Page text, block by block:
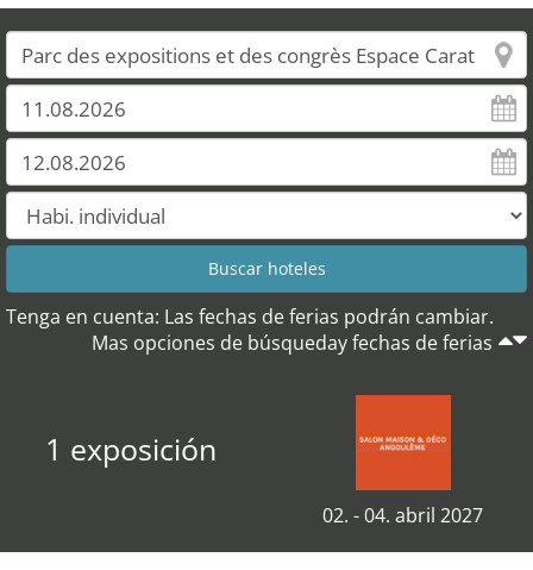
Tenga en cuenta: Las fechas de ferias podrán cambiar.
Mas opciones de búsqueday fechas de ferias
1 exposición
02. - 04. abril 2027